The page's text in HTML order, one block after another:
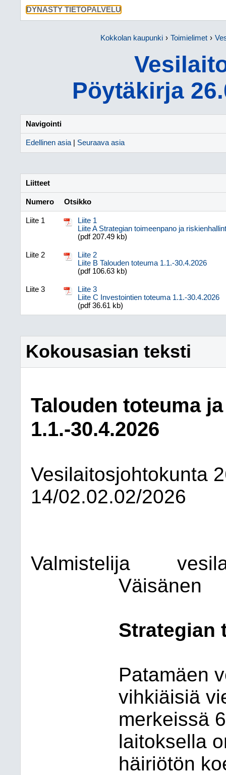
DYNASTY TIETOPALVELU
Kokkolan kaupunki Toimielimet
Pöytäkirja
Navigointi
Edellinen asia Seuraava asia
Liitteet
Numero Otsikko
Liite 1
Liite 1
Liite A Strategian toimeenpano ja
(pdf 207.49 kb)
Liite 2
Liite 2
Liite B Talouden toteuma 1.1.-30.4.2026
(pdf 106.63 kb)
Liite 3
Liite 3
Liite C Investointien toteuma 1.1.-30.4.2026
(pdf 36.61 kb)
Kokousasian teksti
Talouden toteuma
1.1.-30.4.2026
Vesilaitosjohtokunta
14/02.02.02/2026
Valmistelija
Väisänen
Strategian
Patamäen
vihkiäisiä
merkeissä
laitoksella
häiriötön